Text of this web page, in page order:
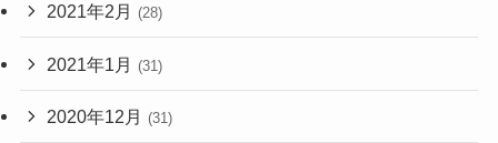
2021年2月 (28)
2021年1月 (31)
2020年12月 (31)